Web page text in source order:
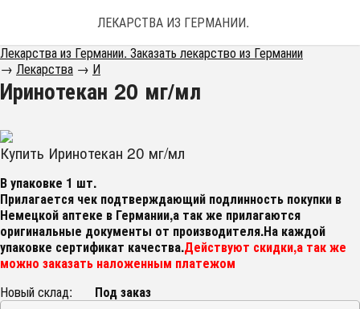
ЛЕКАРСТВА ИЗ ГЕРМАНИИ. ЗАКАЗАТЬ
Лекарства из Германии. Заказать лекарство из Германии
→ Лекарства → И
Иринотекан 20 мг/мл
Купить Иринотекан 20 мг/мл
В упаковке 1 шт.
Прилагается чек подтверждающий подлинность покупки в
Немецкой аптеке в Германии,а так же прилагаются
оригинальные документы от производителя.На каждой
упаковке сертификат качества.Действуют скидки,а так же
можно заказать наложенным платежом
Новый склад:
Под заказ